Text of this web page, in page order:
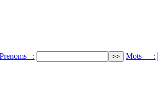
Prenoms : Mots :